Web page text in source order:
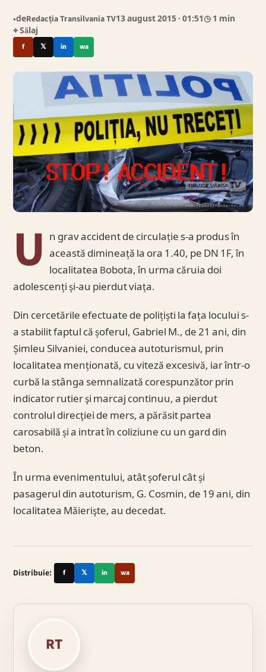
●deRedacția Transilvania TV13 august 2015 · 01:51◷ 1 min
⌖ Sălaj
f 𝕏 in wa
U n grav accident de circulație s-a produs în
această dimineață la ora 1.40, pe DN 1F, în
localitatea Bobota, în urma căruia doi
adolescenți și-au pierdut viața.
Din cercetările efectuate de polițiști la fața locului s-
a stabilit faptul că șoferul, Gabriel M., de 21 ani, din
Șimleu Silvaniei, conducea autoturismul, prin
localitatea menționată, cu viteză excesivă, iar într-o
curbă la stânga semnalizată corespunzător prin
indicator rutier şi marcaj continuu, a pierdut
controlul direcţiei de mers, a părăsit partea
carosabilă și a intrat în coliziune cu un gard din
beton.
În urma evenimentului, atât șoferul cât și
pasagerul din autoturism, G. Cosmin, de 19 ani, din
localitatea Măierişte, au decedat.
Distribuie: f 𝕏 in wa
RT